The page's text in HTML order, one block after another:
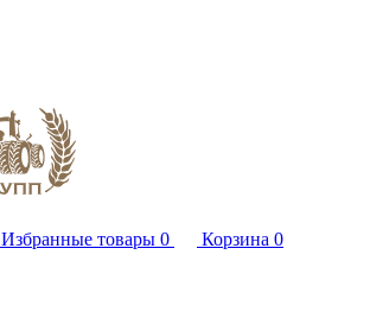
Избранные товары 0 Корзина 0